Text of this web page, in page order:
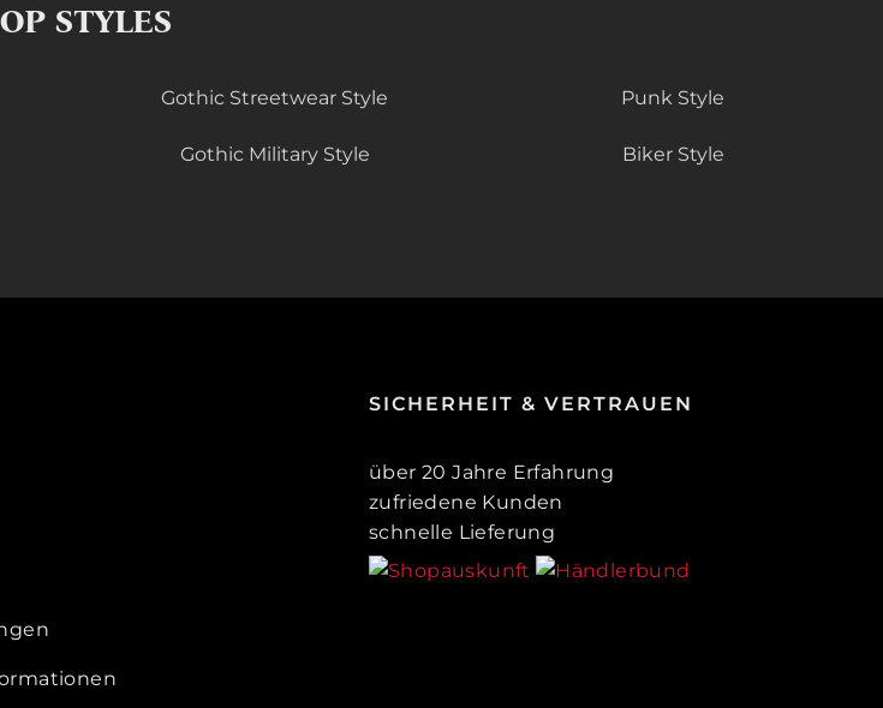
STYLES
Gothic Streetwear Style Punk Style
Gothic Military Style Biker Style
SICHERHEIT & VERTRAUEN
über 20 Jahre Erfahrung
zufriedene Kunden
schnelle Lieferung